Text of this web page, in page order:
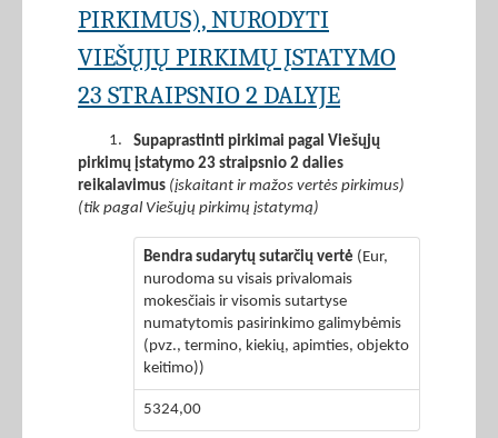
PIRKIMUS), NURODYTI
VIEŠŲJŲ PIRKIMŲ ĮSTATYMO
23 STRAIPSNIO 2 DALYJE
1.
Supaprastinti pirkimai pagal Viešųjų
pirkimų įstatymo 23 straipsnio 2 dalies
reikalavimus (įskaitant ir mažos vertės pirkimus)
(tik pagal Viešųjų pirkimų įstatymą)
Bendra sudarytų sutarčių vertė (Eur,
nurodoma su visais privalomais
mokesčiais ir visomis sutartyse
numatytomis pasirinkimo galimybėmis
(pvz., termino, kiekių, apimties, objekto
keitimo))
5324,00